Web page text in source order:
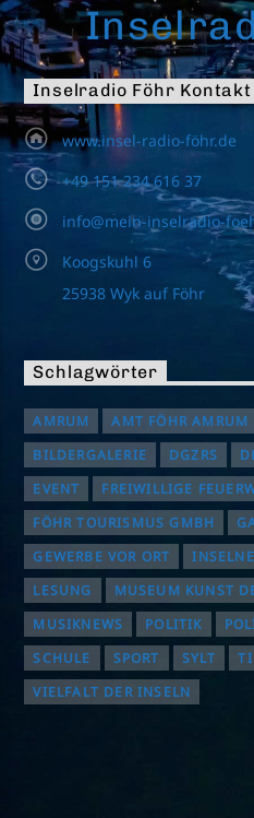
Inselradio Föhr Kontakt
www.insel-radio-föhr.de
+49 151 234 616 37
info@mein-inselradio-
Koogskuhl 6
25938 Wyk auf Föhr
Schlagwörter
AMRUM AMT FÖHR AMRUM
BILDERGALERIE
DGZRS
EVENT
FREIWILLIGE
FÖHR TOURISMUS GMBH
GEWERBE VOR ORT
LESUNG
MUSEUM KUNST
MUSIKNEWS
POLITIK
SCHULE
SPORT SYLT
VIELFALT DER INSELN